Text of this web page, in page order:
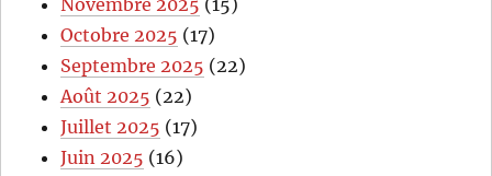
Novembre 2025 (15)
Octobre 2025 (17)
Septembre 2025 (22)
Août 2025 (22)
Juillet 2025 (17)
Juin 2025 (16)